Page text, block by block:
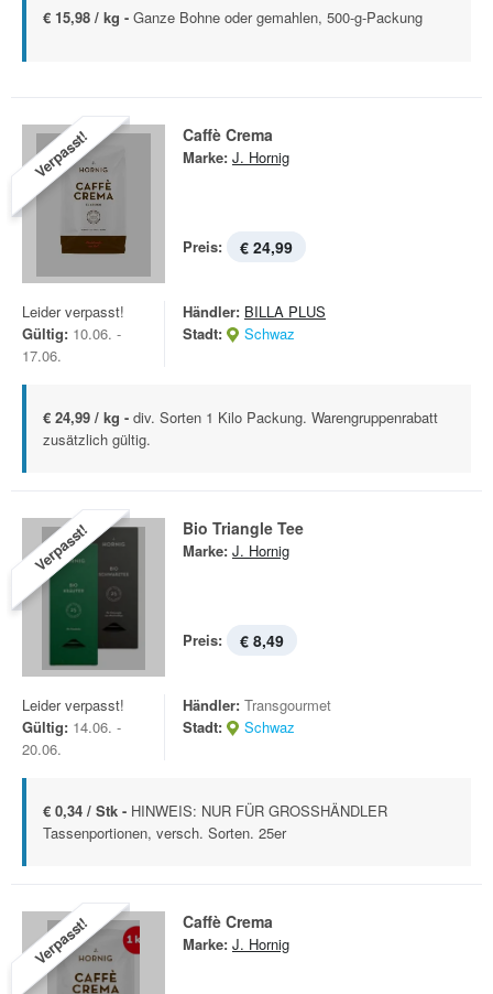
€ 15,98 / kg - Ganze Bohne oder gemahlen, 500-g-Packung
Verpasst! Caffè Crema
Marke: J. Hornig
Preis: € 24,99
Leider verpasst!
Gültig: 10.06. -
17.06.
Händler: BILLA PLUS
Stadt:
Schwaz
€ 24,99 / kg - div. Sorten 1 Kilo Packung. Warengruppenrabatt
zusätzlich gültig.
Verpasst! Bio Triangle Tee
Marke: J. Hornig
Preis: € 8,49
Leider verpasst!
Gültig: 14.06. -
20.06.
Händler: Transgourmet
Stadt:
Schwaz
€ 0,34 / Stk - HINWEIS: NUR FÜR GROSSHÄNDLER
Tassenportionen, versch. Sorten. 25er
Verpasst! Caffè Crema
Marke: J. Hornig